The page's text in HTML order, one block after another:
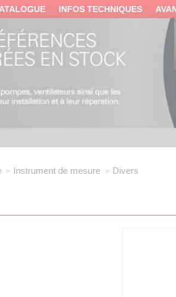
INFOS TECHNIQUES
Instrument de mesure Divers